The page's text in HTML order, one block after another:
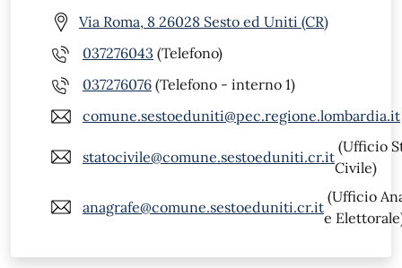
Via Roma, 8 26028 Sesto ed Uniti (CR)
037276043 (Telefono)
037276076 (Telefono - interno 1)
comune.sestoeduniti@pec.regione.lombardia.it
statocivile@comune.sestoeduniti.cr.it
(Ufficio
Civile)
anagrafe@comune.sestoeduniti.cr.it
(Ufficio
e